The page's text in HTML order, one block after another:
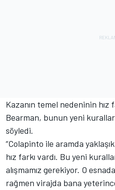
Kazanın temel nedeninin
Bearman, bunun yeni
söyledi.
“Colapinto ile aramda
hız farkı vardı. Bu yeni
alışmamız gerekiyor. O
rağmen virajda bana yeterince